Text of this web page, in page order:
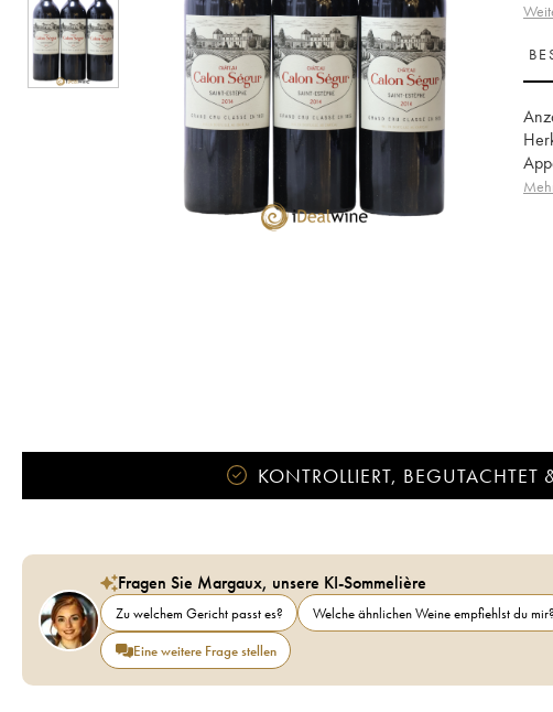
KONTROLLIERT,
Fragen Sie Margaux, unsere KI-Sommelière
Zu welchem Gericht passt es? Welche ähnlichen Weine empfiehlst du mir?
Eine weitere Frage stellen